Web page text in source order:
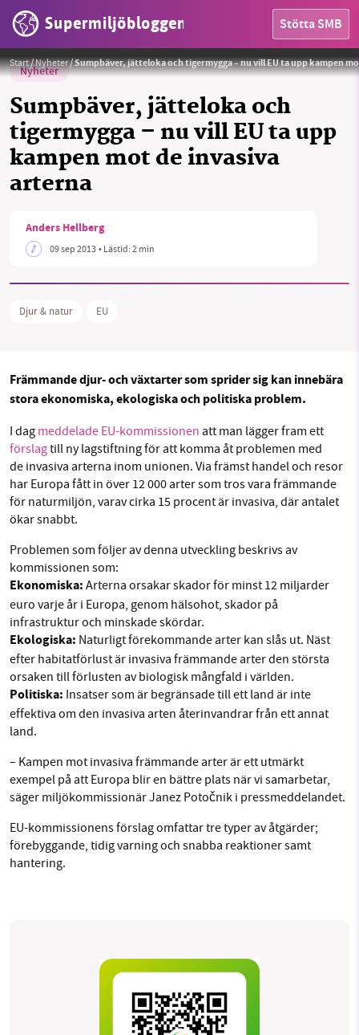
Supermiljöbloggen Stötta SMB
HEM
OMRÅDEN
MILJÖFAKTA
Facebook BlueSky
Start/Nyheter/Sumpbäver, jätteloka och tigermygga – nu vill EU ta upp kampen
Nyheter
Sumpbäver, jätteloka och
tigermygga – nu vill EU ta upp
kampen mot de invasiva
arterna
Anders Hellberg
09 sep 2013• Lästid:2 min
Djur & natur EU
Främmande djur- och växtarter som sprider sig kan innebära
stora ekonomiska, ekologiska och politiska problem.
I dag meddelade EU-kommissionen att man lägger fram ett
förslagtill ny lagstiftning för att komma åt problemen med
de invasiva arterna inom unionen. Via främst handel och resor
har Europa fått in över 12 000 arter som tros vara främmande
för naturmiljön, varav cirka 15 procent är invasiva, där antalet
ökar snabbt.
Problemen som följer av denna utveckling beskrivs av
kommissionen som:
Ekonomiska: Arterna orsakar skador för minst 12 miljarder
euro varje år i Europa, genom hälsohot, skador på
infrastruktur och minskade skördar.
Ekologiska: Naturligt förekommande arter kan slås ut. Näst
efter habitatförlust är invasiva främmande arter den största
orsaken till förlusten av biologisk mångfald i världen.
Politiska: Insatser som är begränsade till ett land är inte
effektiva om den invasiva arten återinvandrar från ett annat
land.
– Kampen mot invasiva främmande arter är ett utmärkt
exempel på att Europa blir en bättre plats när vi samarbetar,
säger miljökommissionär Janez Potočnik i pressmeddelandet.
EU-kommissionens förslag omfattar tre typer av åtgärder;
förebyggande, tidig varning och snabba reaktioner samt
hantering.
SMB kämpar för en hållbar framtid. Sedan
starten 2010 har vår ideella redaktion drivit
miljödebatten framåt genom
nyhetsbevakning och granskningar. Nu vill vi
utveckla vårt arbete – och vi hoppas att du
Stötta vårt arbete genom att swisha en slant till
1231368703
Läs vad vi vill göra